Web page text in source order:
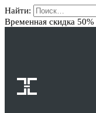
Найти:
Временная скидка 50%